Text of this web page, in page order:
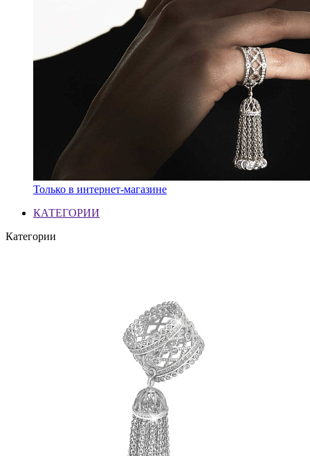
Только в интернет-магазине
КАТЕГОРИИ
Категории